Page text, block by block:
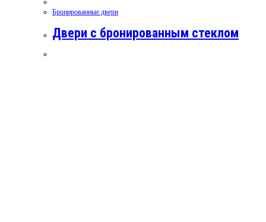
Бронированные двери
Двери с бронированным стеклом